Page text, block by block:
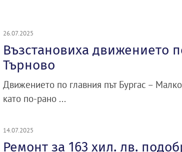
26.07.2025
Възстановиха движението
Търново
Движението по главния път Бургас –
като по-рано ...
14.07.2025
Ремонт за 163 хил. лв.